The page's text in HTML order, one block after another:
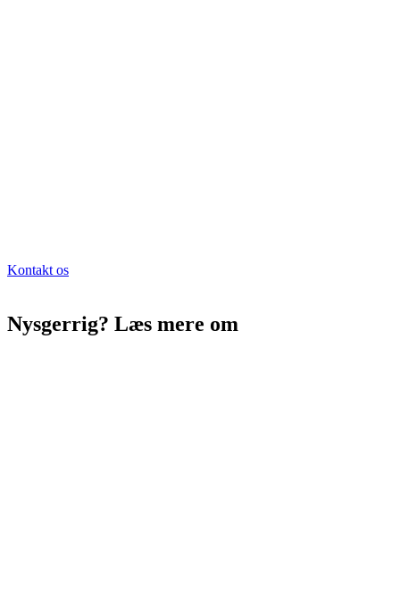
Kontakt os
Nysgerrig? Læs mere om